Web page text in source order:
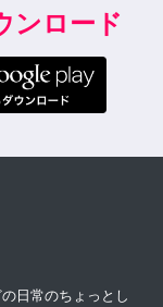
ンロード
日常のちょっとし